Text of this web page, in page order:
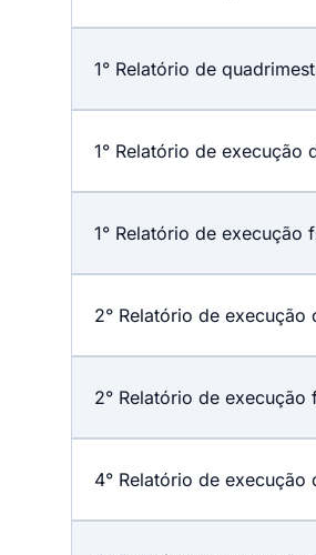
1° Relatório de
1° Relatório de execução
1° Relatório de execução
2° Relatório de execução
2° Relatório de execução
4° Relatório de execução